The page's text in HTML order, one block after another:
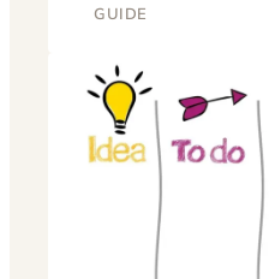
GUIDE